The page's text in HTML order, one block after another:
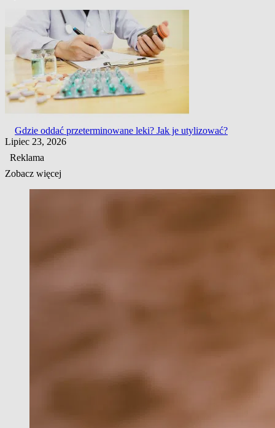
Gdzie oddać przeterminowane leki? Jak je utylizować?
Lipiec 23, 2026
Reklama
Zobacz więcej